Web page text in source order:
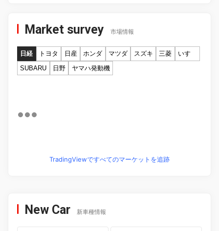
Market survey 市場情報
日経 トヨタ 日産 ホンダ マツダ スズキ 三菱
いすゞ
SUBARU
日野 ヤマハ発動機
TradingViewですべてのマーケットを追跡
New Car 新車種情報